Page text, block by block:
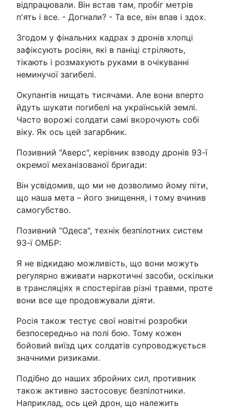
відпрацювали. Він встав там, пробіг метрів
п'ять і все. - Догнали? - Та все, він впав і здох.
Згодом у фінальних кадрах з дронів хлопці
зафіксують росіян, які в паніці стріляють,
тікають і розмахують руками в очікуванні
неминучої загибелі.
Окупантів нищать тисячами. Але вони вперто
йдуть шукати погибелі на українській землі.
Часто ворожі солдати самі вкорочують собі
віку. Як ось цей загарбник.
Позивний "Аверс", керівник взводу дронів 93-ї
окремої механізованої бригади:
Він усвідомив, що ми не дозволимо йому піти,
що наша мета – його знищення, і тому вчинив
самогубство.
Позивний "Одеса", технік безпілотних систем
93-ї ОМБР:
Я не відкидаю можливість, що вони можуть
регулярно вживати наркотичні засоби, оскільки
в трансляціях я спостерігав різні травми, проте
вони все ще продовжували діяти.
Росія також тестує свої новітні розробки
безпосередньо на полі бою. Тому кожен
бойовий виїзд цих солдатів супроводжується
значними ризиками.
Подібно до наших збройних сил, противник
також активно застосовує безпілотники.
Наприклад, ось цей дрон, що належить